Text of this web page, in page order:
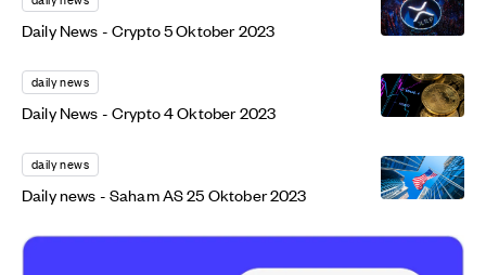
Daily News - Crypto 5 Oktober 2023
daily news
Daily News - Crypto 4 Oktober 2023
daily news
Daily news - Saham AS 25 Oktober 2023